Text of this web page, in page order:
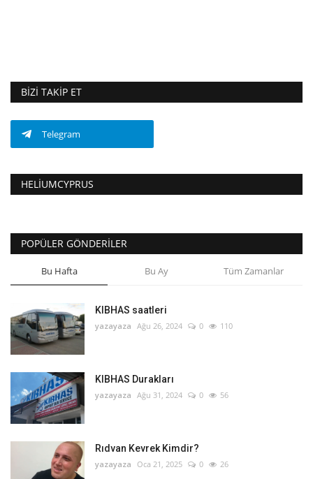
BIZI TAKIP ET
Telegram
HELIUMCYPRUS
POPÜLER GÖNDERILER
Bu Hafta Bu Ay Tüm Zamanlar
KIBHAS saatleri
yazayaza Ağu 26, 2024 0 110
KIBHAS Durakları
yazayaza Ağu 31, 2024 0 56
Rıdvan Kevrek Kimdir?
yazayaza Oca 21, 2025 0 26